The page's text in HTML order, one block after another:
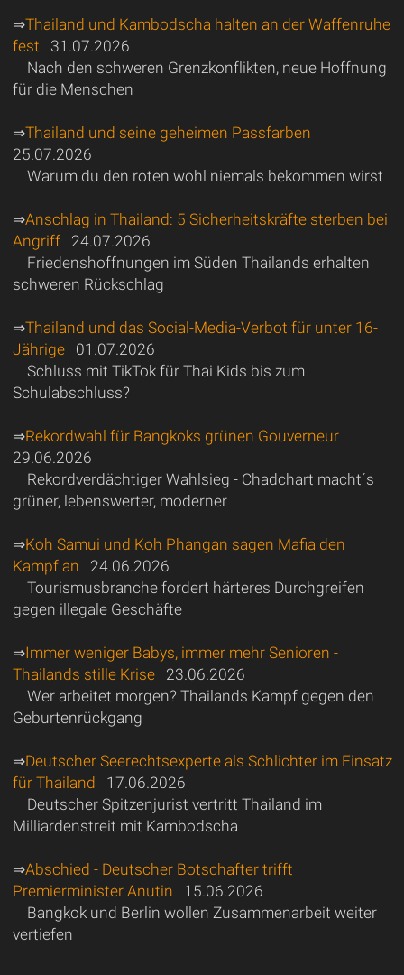
⇒Thailand und Kambodscha halten an der Waffenruhe
fest 31.07.2026
Nach den schweren Grenzkonflikten, neue Hoffnung
für die Menschen
⇒Thailand und seine geheimen Passfarben
25.07.2026
Warum du den roten wohl niemals bekommen wirst
⇒Anschlag in Thailand: 5 Sicherheitskräfte sterben bei
Angriff24.07.2026
Friedenshoffnungen im Süden Thailands erhalten
schweren Rückschlag
⇒Thailand und das Social-Media-Verbot für unter 16-
Jährige01.07.2026
Schluss mit TikTok für Thai Kids bis zum
Schulabschluss?
⇒Rekordwahl für Bangkoks grünen Gouverneur
29.06.2026
Rekordverdächtiger Wahlsieg - Chadchart macht´s
grüner, lebenswerter, moderner
⇒Koh Samui und Koh Phangan sagen Mafia den
Kampf an 24.06.2026
Tourismusbranche fordert härteres Durchgreifen
gegen illegale Geschäfte
⇒Immer weniger Babys, immer mehr Senioren -
Thailands stille Krise23.06.2026
Wer arbeitet morgen? Thailands Kampf gegen den
Geburtenrückgang
⇒Deutscher Seerechtsexperte als Schlichter im Einsatz
für Thailand 17.06.2026
Deutscher Spitzenjurist vertritt Thailand im
Milliardenstreit mit Kambodscha
⇒Abschied - Deutscher Botschafter trifft
Premierminister Anutin 15.06.2026
Bangkok und Berlin wollen Zusammenarbeit weiter
vertiefen